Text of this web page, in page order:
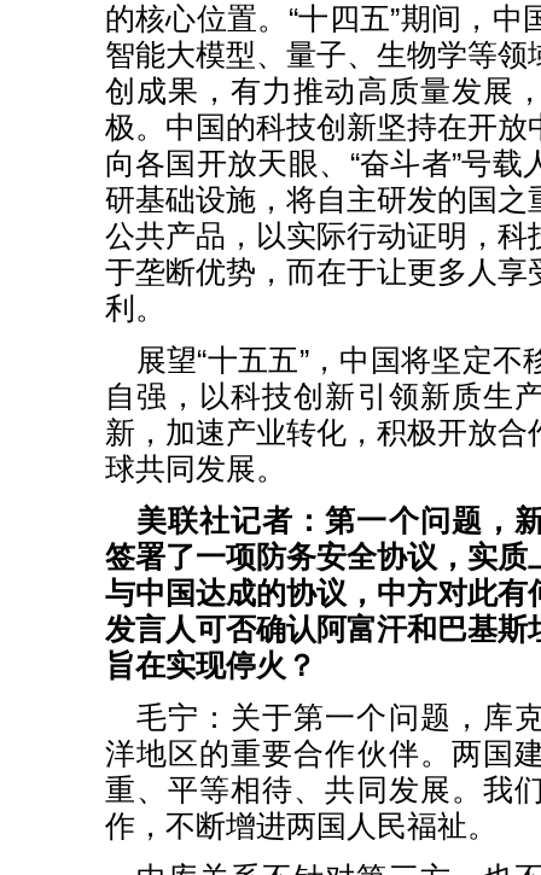
的核心位置。“十四五”期间，
智能大模型、量子、生物学等领
创成果，有力推动高质量发展
极。中国的科技创新坚持在开放
向各国开放天眼、“奋斗者”号
研基础设施，将自主研发的国之
公共产品，以实际行动证明，科
于垄断优势，而在于让更多人享
利。
展望“十五五”，中国将坚定
自强，以科技创新引领新质生
新，加速产业转化，积极开放合
球共同发展。
美联社记者：第一个问题，
签署了一项防务安全协议，实质
与中国达成的协议，中方对此有
发言人可否确认阿富汗和巴基斯
旨在实现停火？
毛宁：关于第一个问题，库
洋地区的重要合作伙伴。两国
重、平等相待、共同发展。我
作，不断增进两国人民福祉。